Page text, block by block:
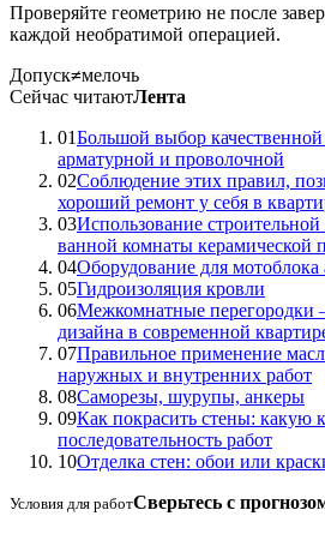
Проверяйте геометрию не после
каждой необратимой операцией.
Допуск≠мелочь
Сейчас читаютЛента
01Большой выбор качественной
арматурной и проволочной
02Соблюдение этих правил,
хороший ремонт у себя в
03Использование
ванной комнаты керамической
04Оборудование для мотоблока
05Гидроизоляция кровли
06Межкомнатные перегородки
дизайна в современной
07Правильное применение
наружных и внутренних работ
08Саморезы, шурупы, анкеры
09Как покрасить стены: какую
последовательность работ
10Отделка стен: обои или
Условия для работСверьтесь с